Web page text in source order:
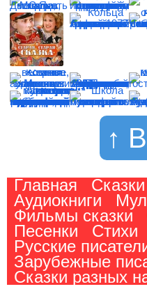
↑
Главная
Аудиокниги
Фильмы сказки
Песенки
Стихи
Русские
Зарубежные
Сказки разных